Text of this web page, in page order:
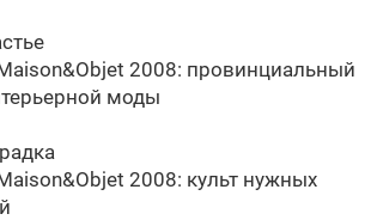
2008: провинциальный
моды
2008: культ нужных